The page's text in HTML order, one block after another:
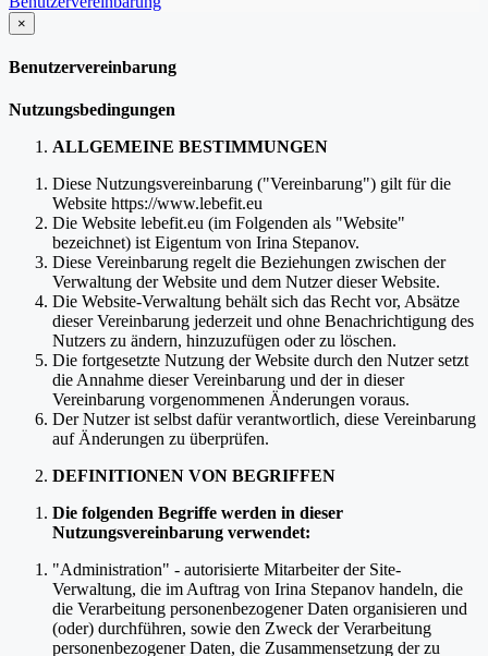
×
schließen
Benutzervereinbarung
Nutzungsbedingungen
ALLGEMEINE BESTIMMUNGEN
Diese Nutzungsvereinbarung ("Vereinbarung") gilt für die
Website https://www.lebefit.eu
Die Website lebefit.eu (im Folgenden als "Website"
bezeichnet) ist Eigentum von Irina Stepanov.
Diese Vereinbarung regelt die Beziehungen zwischen der
Verwaltung der Website und dem Nutzer dieser Website.
Die Website-Verwaltung behält sich das Recht vor, Absätze
dieser Vereinbarung jederzeit und ohne Benachrichtigung des
Nutzers zu ändern, hinzuzufügen oder zu löschen.
Die fortgesetzte Nutzung der Website durch den Nutzer setzt
die Annahme dieser Vereinbarung und der in dieser
Vereinbarung vorgenommenen Änderungen voraus.
Der Nutzer ist selbst dafür verantwortlich, diese Vereinbarung
auf Änderungen zu überprüfen.
DEFINITIONEN VON BEGRIFFEN
Die folgenden Begriffe werden in dieser
Nutzungsvereinbarung verwendet:
"Administration" - autorisierte Mitarbeiter der Site-
Verwaltung, die im Auftrag von Irina Stepanov handeln, die
die Verarbeitung personenbezogener Daten organisieren und
(oder) durchführen, sowie den Zweck der Verarbeitung
personenbezogener Daten, die Zusammensetzung der zu